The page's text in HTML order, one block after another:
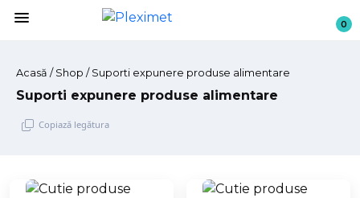
menu 0
Acasă / Shop / Suporti expunere produse alimentare
Suporti expunere produse alimentare
Copiază legătura